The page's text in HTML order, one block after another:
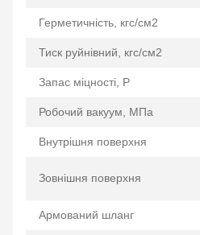
Герметичність, кгс/см2
Тиск руйнівний, кгс/см2
Запас міцності, P
Робочий вакуум, МПа
Внутрішня поверхня
Зовнішня поверхня
Армований шланг